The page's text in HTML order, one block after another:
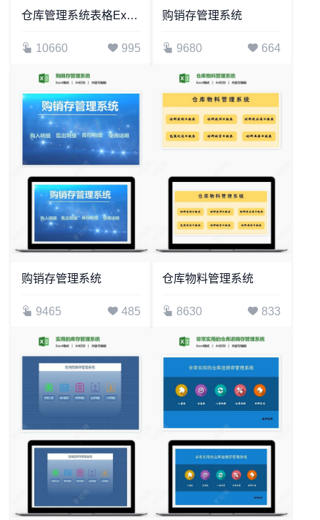
仓库管理系统表格Excel模板
10660 995
购销存管理系统
9680 664
购销存管理系统
9465 485
仓库物料管理系统
8630 833